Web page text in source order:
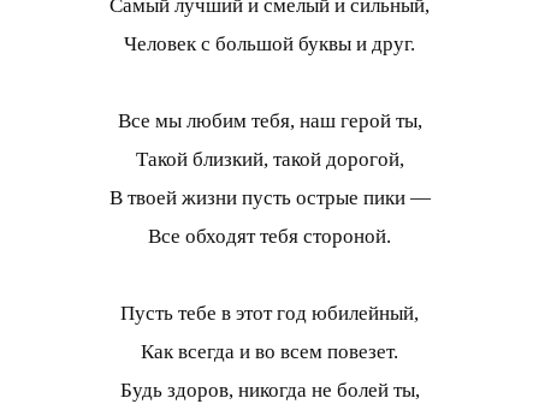
Самый лучший и смелый и сильный,
Человек с большой буквы и друг.
Все мы любим тебя, наш герой ты,
Такой близкий, такой дорогой,
В твоей жизни пусть острые пики —
Все обходят тебя стороной.
Пусть тебе в этот год юбилейный,
Как всегда и во всем повезет.
Будь здоров, никогда не болей ты,